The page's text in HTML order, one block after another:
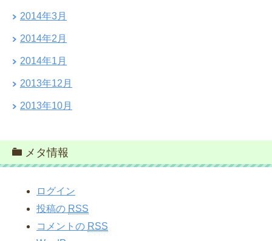
2014年3月
2014年2月
2014年1月
2013年12月
2013年10月
メタ情報
ログイン
投稿の RSS
コメントの RSS